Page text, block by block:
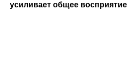
усиливает общее восприятие